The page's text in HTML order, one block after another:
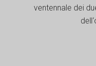
ventennale dei